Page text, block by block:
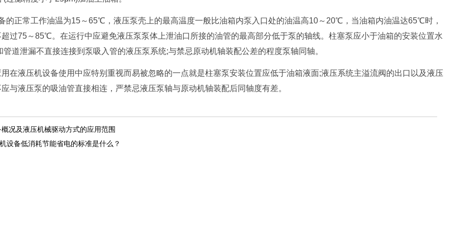
常工作油温为15～65℃，液压泵壳上的最高温度一般比油箱内泵入口处的油温高10～20℃，当油箱内油温达65℃时，
过75～85℃。在运行中应避免液压泵泵体上泄油口所接的油管的最高部分低于泵的轴线。柱塞泵应小于油箱的安装位置水
管道泄漏不直接连接到泵吸入管的液压泵系统;与禁忌原动机轴装配公差的程度泵轴同轴。
液压机设备使用中应特别重视而易被忽略的一点就是柱塞泵安装位置应低于油箱液面;液压系统主溢流阀的出口以及液压
与液压泵的吸油管直接相连，严禁忌液压泵轴与原动机轴装配后同轴度有差。
况及液压机械驱动方式的应用范围
设备低消耗节能省电的标准是什么？